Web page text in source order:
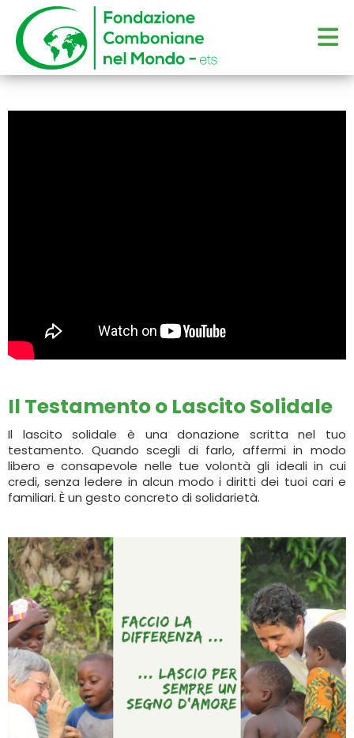
Il Testamento o Lascito Solidale
Il lascito solidale è una donazione scritta nel tuo
testamento. Quando scegli di farlo, affermi in modo
libero e consapevole nelle tue volontà gli ideali in cui
credi, senza ledere in alcun modo i diritti dei tuoi cari e
familiari. È un gesto concreto di solidarietà.